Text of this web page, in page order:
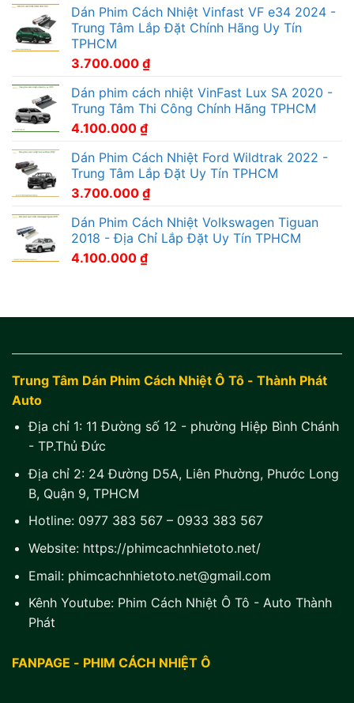
Dán Phim Cách Nhiệt Vinfast VF e34 2024 -
Trung Tâm Lắp Đặt Chính Hãng Uy Tín
TPHCM
3.700.000 ₫
Dán phim cách nhiệt VinFast Lux SA 2020 -
Trung Tâm Thi Công Chính Hãng TPHCM
4.100.000 ₫
Dán Phim Cách Nhiệt Ford Wildtrak 2022 -
Trung Tâm Lắp Đặt Uy Tín TPHCM
3.700.000 ₫
Dán Phim Cách Nhiệt Volkswagen Tiguan
2018 - Địa Chỉ Lắp Đặt Uy Tín TPHCM
4.100.000 ₫
Trung Tâm Dán Phim Cách Nhiệt Ô Tô - Thành Phát
Auto
Địa chỉ 1: 11 Đường số 12 - phường Hiệp Bình Chánh
- TP.Thủ Đức
Địa chỉ 2: 24 Đường D5A, Liên Phường, Phước Long
B, Quận 9, TPHCM
Hotline: 0977 383 567– 0933 383 567
Website: https://phimcachnhietoto.net/
Email: phimcachnhietoto.net@gmail.com
Kênh Youtube: Phim Cách Nhiệt Ô Tô - Auto Thành
Phát
FANPAGE - PHIM CÁCH NHIỆT Ô